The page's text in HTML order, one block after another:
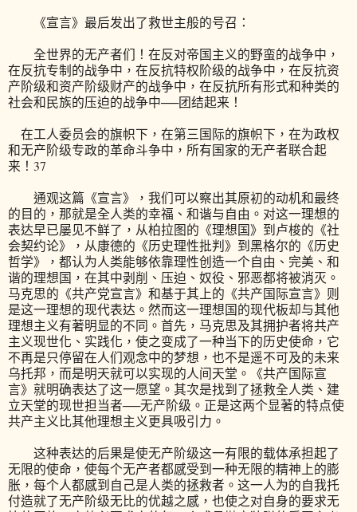
《宣言》最后发出了救世主般的号召：
全世界的无产者们！在反对帝国主义的野蛮的战争中，
在反抗专制的战争中，在反抗特权阶级的战争中，在反抗资
产阶级和资产阶级财产的战争中，在反抗所有形式和种类的
社会和民族的压迫的战争中──团结起来！
在工人委员会的旗帜下，在第三国际的旗帜下，在为政权
和无产阶级专政的革命斗争中，所有国家的无产者联合起
来！37
通观这篇《宣言》，我们可以察出其原初的动机和最终
的目的，那就是全人类的幸福、和谐与自由。对这一理想的
表达早已屡见不鲜了，从柏拉图的《理想国》到卢梭的《社
会契约论》，从康德的《历史理性批判》到黑格尔的《历史
哲学》，都认为人类能够依靠理性创造一个自由、完美、和
谐的理想国，在其中剥削、压迫、奴役、邪恶都将被消灭。
马克思的《共产党宣言》和基于其上的《共产国际宣言》则
是这一理想的现代表达。然而这一理想国的现代板却与其他
理想主义有著明显的不同。首先，马克思及其拥护者将共产
主义现世化、实践化，使之变成了一种当下的历史使命，它
不再是只停留在人们观念中的梦想，也不是遥不可及的未来
乌托邦，而是明天就可以实现的人间天堂。《共产国际宣
言》就明确表达了这一愿望。其次是找到了拯救全人类、建
立天堂的现世担当者──无产阶级。正是这两个显著的特点使
共产主义比其他理想主义更具吸引力。
这种表达的后果是使无产阶级这一有限的载体承担起了
无限的使命，使每个无产者都感受到一种无限的精神上的膨
胀，每个人都感到自己是人类的拯救者。这一人为的自我托
付造就了无产阶级无比的优越之感，也使之对自身的要求无